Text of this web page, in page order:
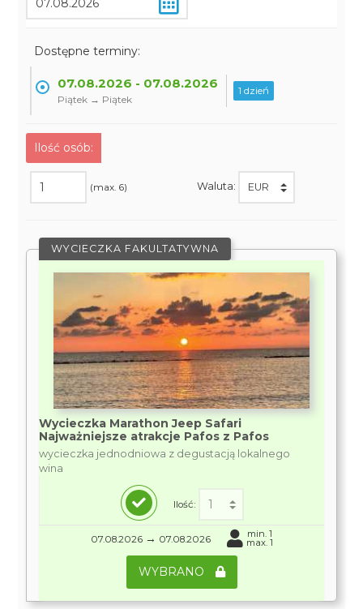
Dostępne terminy:
07.08.2026 - 07.08.2026
Piątek → Piątek
1 dzień
Ilość osób:
(max. 6) Waluta:
WYCIECZKA FAKULTATYWNA
Wycieczka Marathon Jeep Safari
Najważniejsze atrakcje Pafos z Pafos
wycieczka jednodniowa z degustacją lokalnego
wina
Ilość:
07.08.2026 → 07.08.2026 min. 1
max. 1
WYBRANO